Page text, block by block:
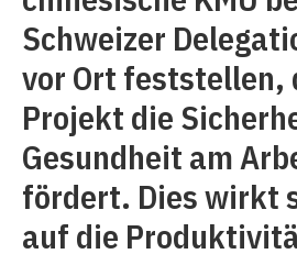
Schweizer
vor Ort feststellen,
Projekt die
Gesundheit am
fördert. Dies wirkt
auf die